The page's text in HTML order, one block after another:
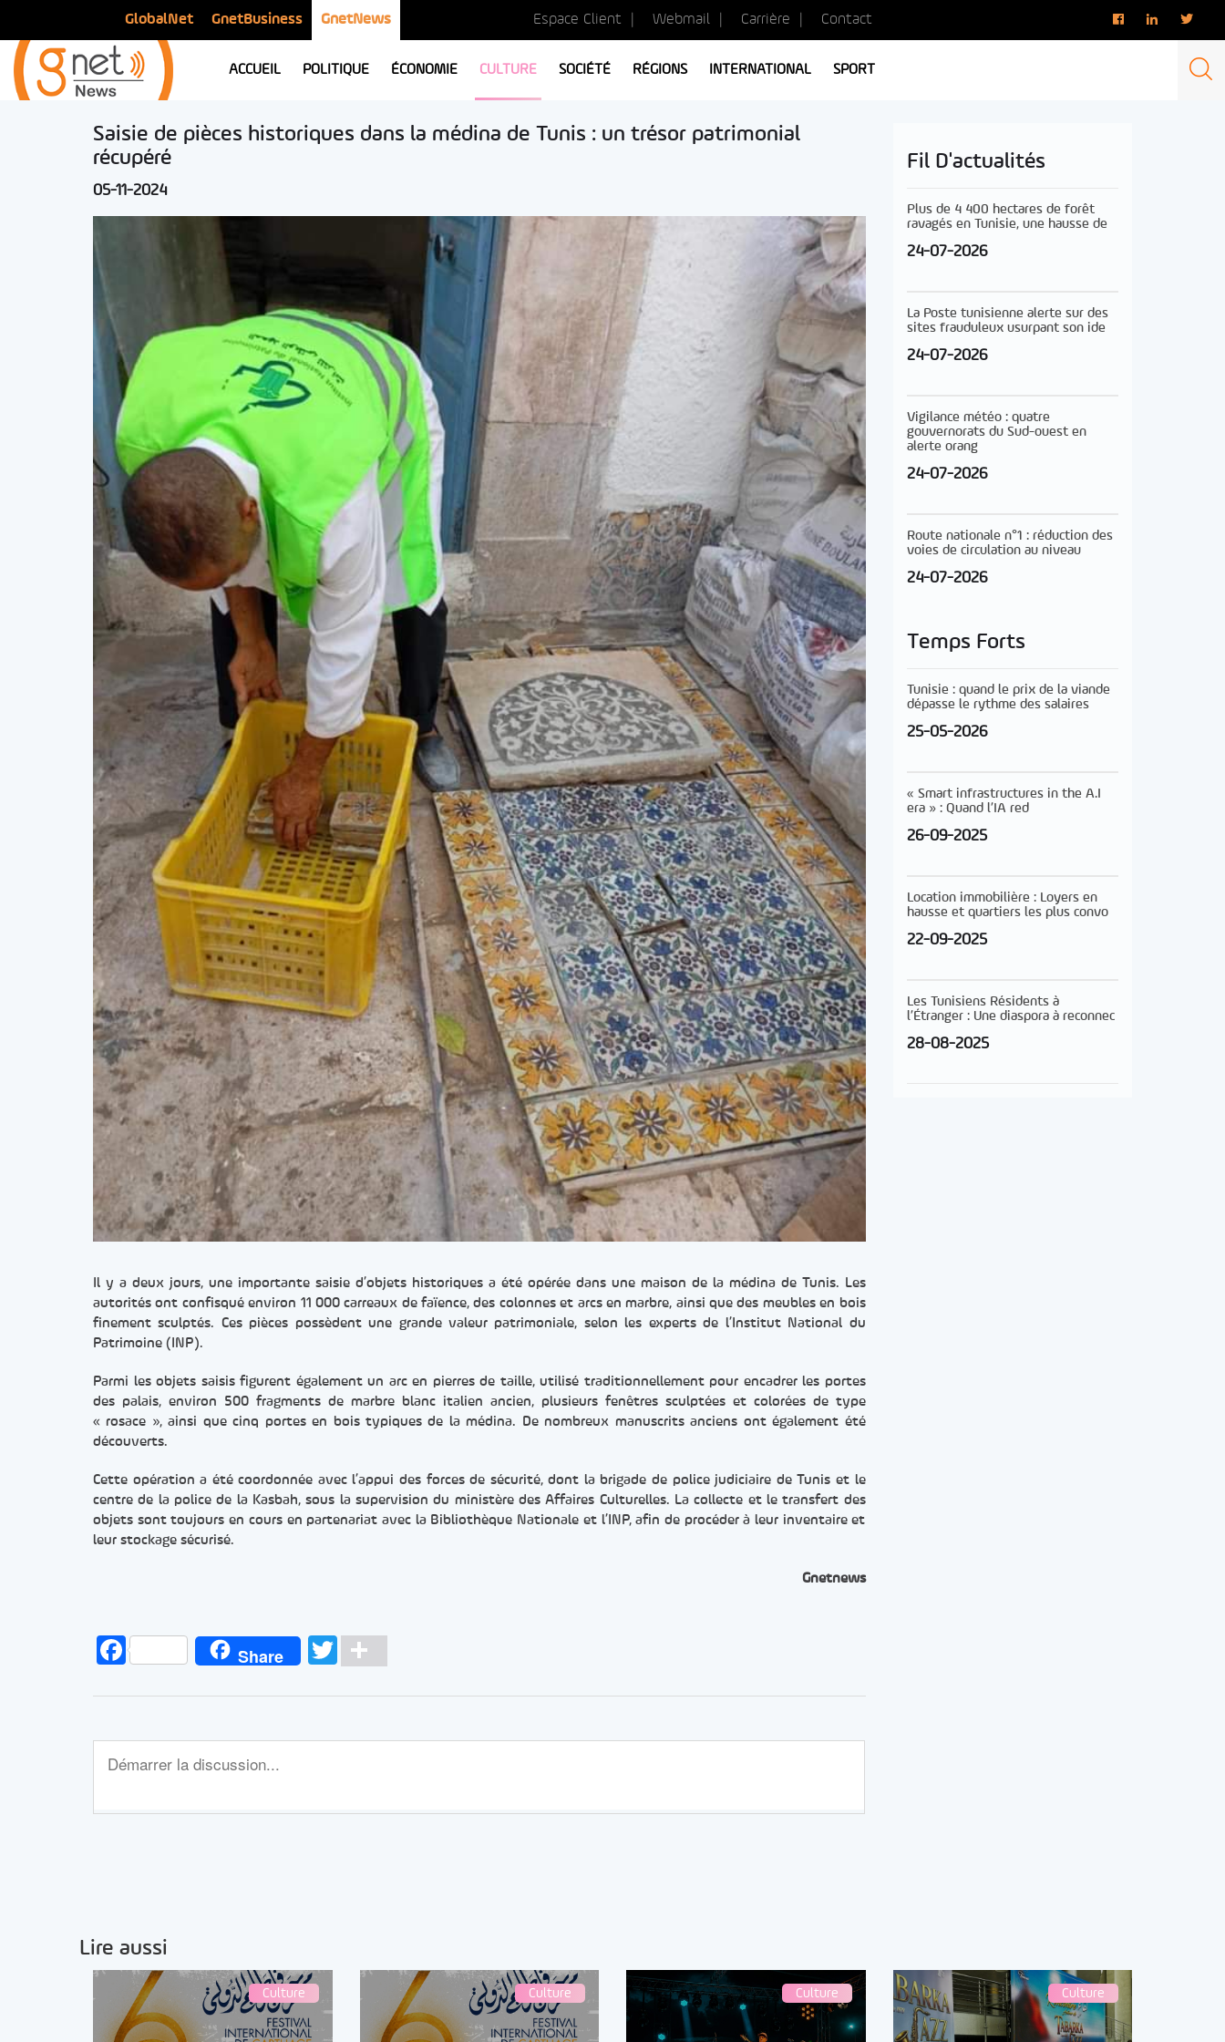
GlobalNet GnetBusiness GnetNews Espace Client Webmail Carrière Contact
ACCUEIL POLITIQUE ÉCONOMIE CULTURE SOCIÉTÉ RÉGIONS INTERNATIONAL SPORT
Saisie de pièces historiques dans la médina de Tunis : un trésor patrimonial
récupéré
05-11-2024
Il y a deux jours, une importante saisie d’objets historiques a été opérée dans une maison de la médina de Tunis. Les
autorités ont confisqué environ 11 000 carreaux de faïence, des colonnes et arcs en marbre, ainsi que des meubles en bois
finement sculptés. Ces pièces possèdent une grande valeur patrimoniale, selon les experts de l’Institut National du
Patrimoine (INP).
Parmi les objets saisis figurent également un arc en pierres de taille, utilisé traditionnellement pour encadrer les portes
des palais, environ 500 fragments de marbre blanc italien ancien, plusieurs fenêtres sculptées et colorées de type
« rosace », ainsi que cinq portes en bois typiques de la médina. De nombreux manuscrits anciens ont également été
découverts.
Cette opération a été coordonnée avec l’appui des forces de sécurité, dont la brigade de police judiciaire de Tunis et le
centre de la police de la Kasbah, sous la supervision du ministère des Affaires Culturelles. La collecte et le transfert des
objets sont toujours en cours en partenariat avec la Bibliothèque Nationale et l’INP, afin de procéder à leur inventaire et
leur stockage sécurisé.
Gnetnews
FacebookShare Twitter
Fil D'actualités
Plus de 4 400 hectares de forêt
ravagés en Tunisie, une hausse de
24-07-2026
La Poste tunisienne alerte sur des
sites frauduleux usurpant son ide
24-07-2026
Vigilance météo : quatre
gouvernorats du Sud-ouest en
alerte orang
24-07-2026
Route nationale n°1 : réduction des
voies de circulation au niveau
24-07-2026
Temps Forts
Tunisie : quand le prix de la viande
dépasse le rythme des salaires
25-05-2026
« Smart infrastructures in the A.I
era » : Quand l’IA red
26-09-2025
Location immobilière : Loyers en
hausse et quartiers les plus convo
22-09-2025
Les Tunisiens Résidents à
l’Étranger : Une diaspora à reconnec
28-08-2025
Lire aussi
Culture Culture Culture Culture